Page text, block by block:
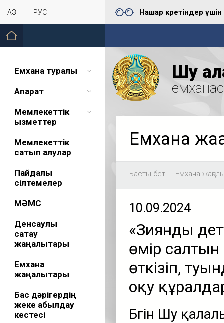
ҚАЗ РУС Нашар көретіндер үшін
Емхана туралы
Ақпарат
Мемлекеттік
қызметтер
Мемлекеттік
сатып алулар
Пайдалы
сілтемелер
МӘМС
Денсаулық
сақтау
жаңалықтары
Емхана
жаңалықтары
Бас дәрігердің
жеке қабылдау
кестесі
Шу
Емхана
Басты бет Емхана
10.09.2024
«Зиянды
өмір
өткізіп,
оқу
Бүгін Шу